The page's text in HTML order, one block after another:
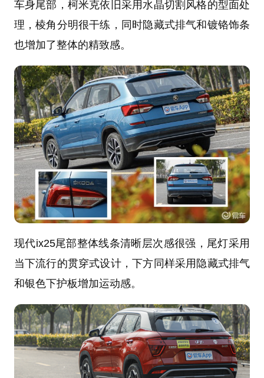
车身尾部，柯米克依旧采用水晶切割风格的型面处
理，棱角分明很干练，同时隐藏式排气和镀铬饰条
也增加了整体的精致感。
现代ix25尾部整体线条清晰层次感很强，尾灯采用
当下流行的贯穿式设计，下方同样采用隐藏式排气
和银色下护板增加运动感。